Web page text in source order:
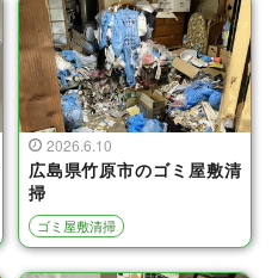
2026.6.10
広島県竹原市のゴミ屋敷清
掃
ゴミ屋敷清掃